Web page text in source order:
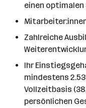
einen
Zahlreiche
Ihr
mindestens
Vollzeitbasis
persönlichen